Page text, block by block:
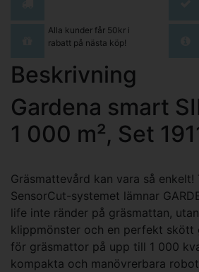
Alla kunder får 50kr i
rabatt på nästa köp!
Beskrivning
Gardena smart
1 000 m², Set
Gräsmattevård kan vara så enkelt!
SensorCut-systemet lämnar
life inte ränder på gräsmattan,
klippmönster och en perfekt skött
för gräsmattor på upp till 1 000
kompakta och manövrerbara